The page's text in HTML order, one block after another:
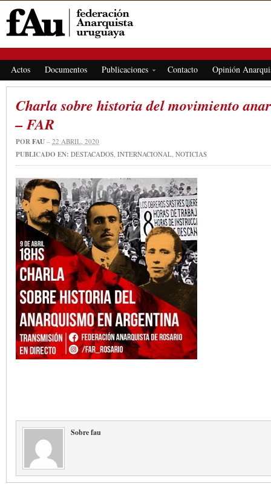
Actos Documentos Publicaciones Contacto Opinión
Charla sobre historia del movimiento
– FAR
PORFAU – 22 ABRIL, 2020
PUBLICADO EN: DESTACADOS, INTERNACIONAL, NOTICIAS
Sobre fau